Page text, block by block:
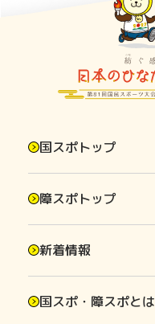
国スポトップ
障スポトップ
新着情報
国スポ・障スポとは